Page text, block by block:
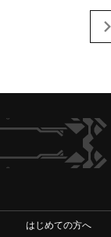
はじめての方へ